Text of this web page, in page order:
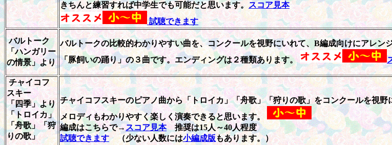
きちんと練習すれば中学生でも可能だと思います。スコア見本
試聴できます
バルトーク
「ハンガリー
の情景」より
バルトークの比較的わかりやすい曲を、コンクールを視野にいれて、B編成向けにアレン
「豚飼いの踊り」の３曲です。エンディングは２種類あります。
チャイコフ
スキー
「四季」より
「トロイカ」
「舟歌」「狩
りの歌」
チャイコフスキーのピアノ曲から「トロイカ」「舟歌」「狩りの歌」をコンクールを視
メロディもわかりやすく楽しく演奏できると思います。
編成はこちらで→スコア見本推奨は15人～40人程度
試聴できます（少ない人数には小編成版 もあります。）